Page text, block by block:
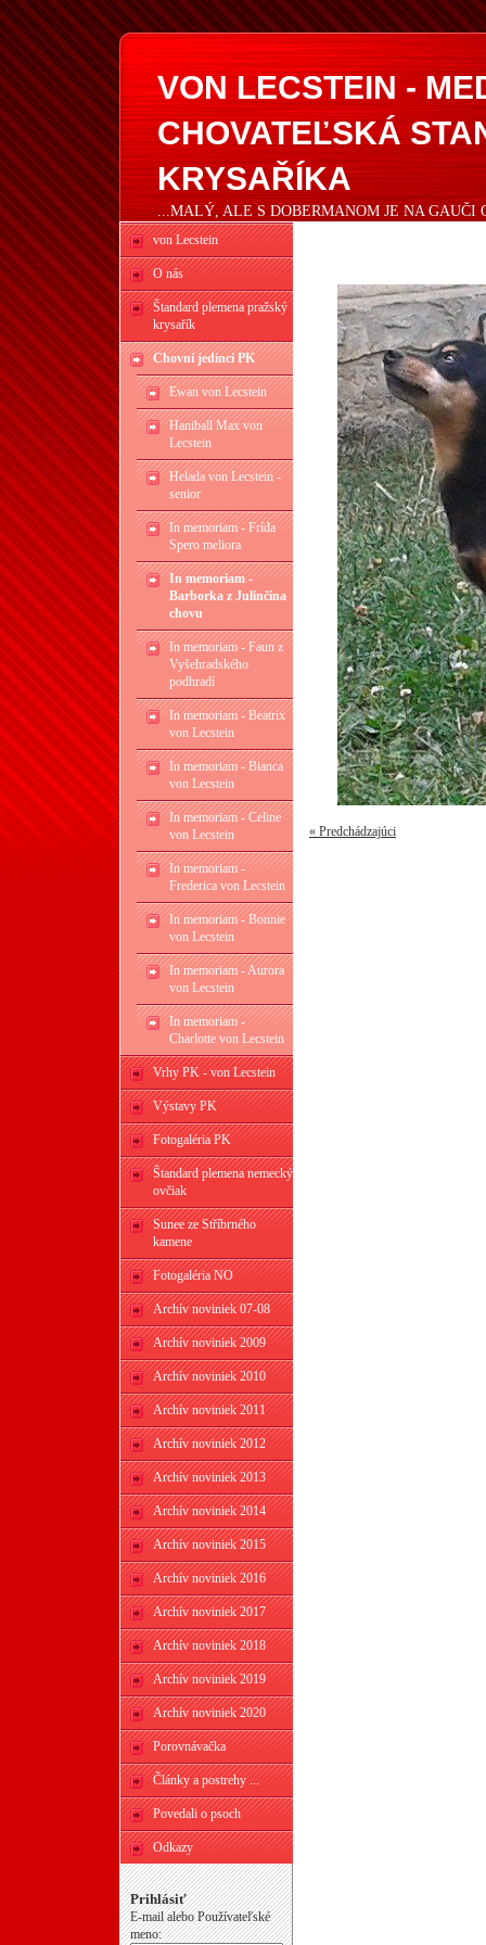
VON LECSTEIN -
CHOVATEĽSKÁ
KRYSAŘÍKA
...MALÝ, ALE S DOBERMANOM JE NA GAUČI
von Lecstein
O nás
Štandard plemena pražský
krysařík
Chovní jedinci PK
Ewan von Lecstein
Haniball Max von
Lecstein
Helada von Lecstein -
senior
In memoriam - Frída
Spero meliora
In memoriam -
Barborka z Julinčina
chovu
In memoriam - Faun z
Vyšehradského
podhradí
In memoriam - Beatrix
von Lecstein
In memoriam - Bianca
von Lecstein
In memoriam - Celine
von Lecstein
In memoriam -
Frederica von Lecstein
In memoriam - Bonnie
von Lecstein
In memoriam - Aurora
von Lecstein
In memoriam -
Charlotte von Lecstein
Vrhy PK - von Lecstein
Výstavy PK
Fotogaléria PK
Štandard plemena nemecký
ovčiak
Sunee ze Stříbrného
kamene
Fotogaléria NO
Archív noviniek 07-08
Archív noviniek 2009
Archív noviniek 2010
Archív noviniek 2011
Archív noviniek 2012
Archív noviniek 2013
Archív noviniek 2014
Archív noviniek 2015
Archív noviniek 2016
Archív noviniek 2017
Archív noviniek 2018
Archív noviniek 2019
Archív noviniek 2020
Porovnávačka
Články a postrehy ...
Povedali o psoch
Odkazy
Prihlásiť
E-mail alebo Používateľské
meno:
« Predchádzajúci